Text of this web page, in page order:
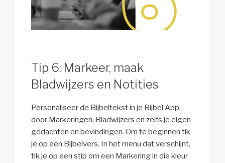
Tip 6: Markeer, maak
Bladwijzers en Notities
Personaliseer de Bijbeltekst in je Bijbel App,
door Markeringen, Bladwijzers en zelfs je eigen
gedachten en bevindingen. Om te beginnen tik
je op een Bijbelvers. In het menu dat verschijnt,
tik je op een stip om een Markering in die kleur